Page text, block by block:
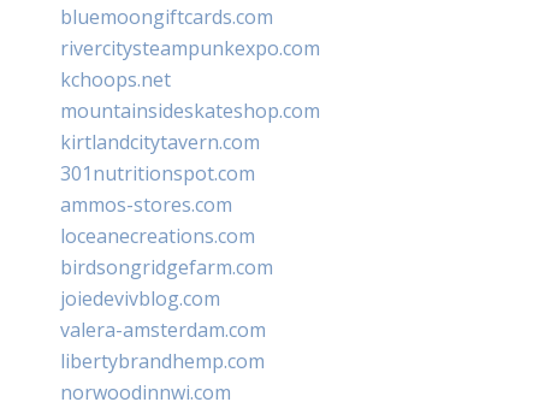
bluemoongiftcards.com
rivercitysteampunkexpo.com
kchoops.net
mountainsideskateshop.com
kirtlandcitytavern.com
301nutritionspot.com
ammos-stores.com
loceanecreations.com
birdsongridgefarm.com
joiedevivblog.com
valera-amsterdam.com
libertybrandhemp.com
norwoodinnwi.com